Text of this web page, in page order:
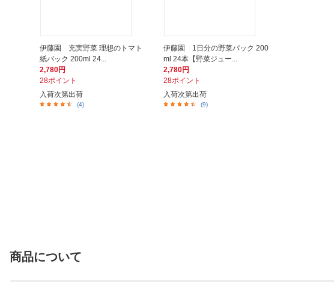
伊藤園 充実野菜 理想のトマト
紙パック 200ml 24...
2,780円
28ポイント
入荷次第出荷
(4)
伊藤園 1日分の野菜パック 200
ml 24本【野菜ジュー...
2,780円
28ポイント
入荷次第出荷
(9)
商品について